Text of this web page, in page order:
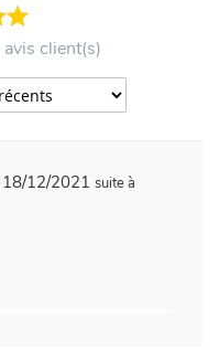
client(s)
18/12/2021suite à